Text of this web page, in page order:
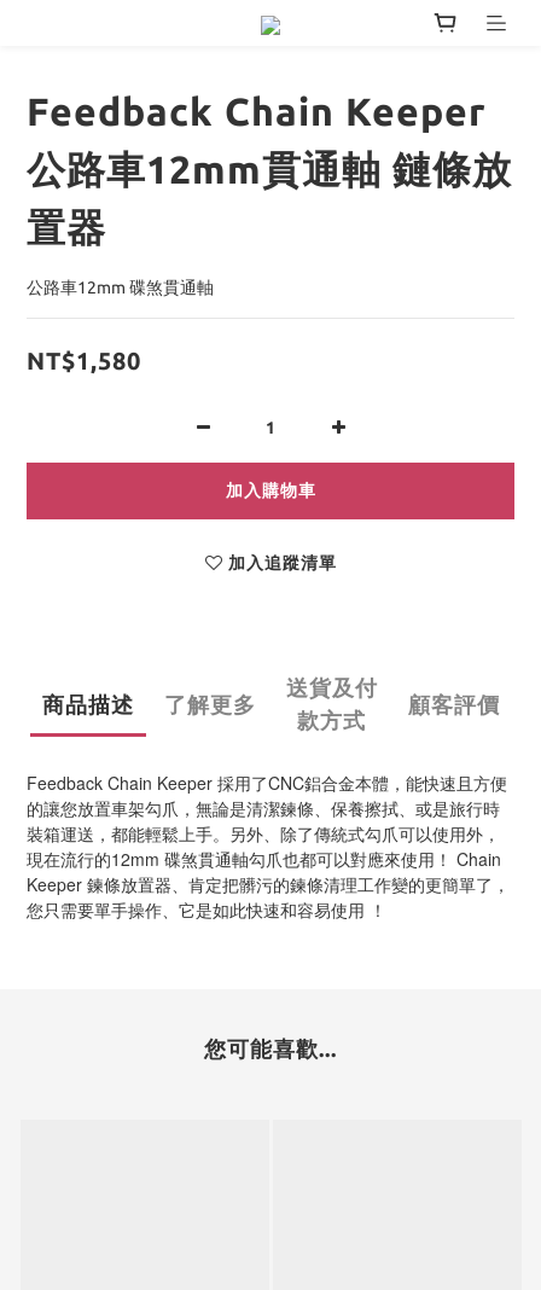
Feedback Chain Keeper
公路車12mm貫通軸 鏈條放
置器
公路車12mm 碟煞貫通軸
NT$1,580
加入購物車
加入追蹤清單
商品描述 了解更多
送貨及付
款方式
顧客評價
Feedback Chain Keeper 採用了CNC鋁合金本體，能快速且方便
的讓您放置車架勾爪，無論是清潔鍊條、保養擦拭、或是旅行時
裝箱運送，都能輕鬆上手。另外、除了傳統式勾爪可以使用外，
現在流行的12mm 碟煞貫通軸勾爪也都可以對應來使用！ Chain
Keeper 鍊條放置器、肯定把髒污的鍊條清理工作變的更簡單了，
您只需要單手操作、它是如此快速和容易使用 ！
您可能喜歡...